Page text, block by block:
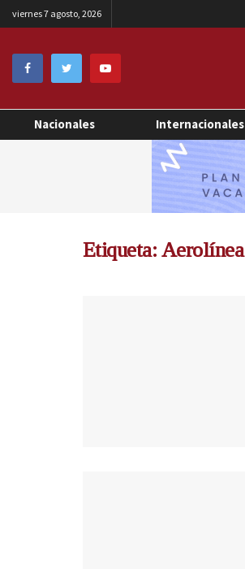
viernes 7 agosto, 2026
Nacionales Internacionales
Etiqueta: Aerolínea